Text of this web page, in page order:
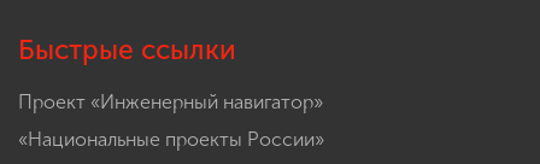
Быстрые ссылки
Проект «Инженерный навигатор»
«Национальные проекты России»